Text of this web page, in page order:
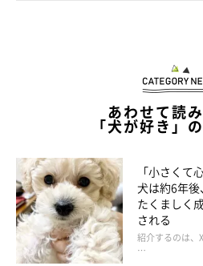
璧な犬”だなと思います。『○○なと
ような欠点もなく、ただただ美しく
あわせて読
「犬が好き」
「小さくて
犬は約6年
たくましく
される
紹介するのは
…